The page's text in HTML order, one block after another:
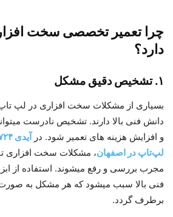
چرا تعمیر تخصصی سخت‌
دارد؟
۱. تشخیص دقیق مشکل
بسیاری از مشکلات سخت‌ افزاری در لپ‌
دانش فنی بالا دارند. تشخیص نادرست
و افزایش هزینه های تعمیر شود. در
لپ‌تاپ در اصفهان، مشکلات سخت‌ افزاری
مجرب بررسی و رفع میشوند. استفاده از
فنی بالا سبب میشود که هر مشکل به
برطرف گردد.